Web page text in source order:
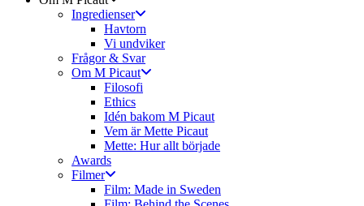
Ingredienser
Havtorn
Vi undviker
Frågor & Svar
Om M Picaut
Filosofi
Ethics
Idén bakom M Picaut
Vem är Mette Picaut
Mette: Hur allt började
Awards
Filmer
Film: Made in Sweden